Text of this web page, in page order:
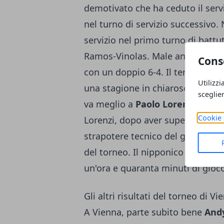
Cookie
demotivato che ha ceduto il
nel turno di servizio successivo.
servizio nel primo turno di
Ramos-Vinolas. Male anche
con un doppio 6-4. Il tennista
una stagione in chiaroscuro
va meglio a Paolo Lorenzi,
Lorenzi, dopo aver superato
strapotere tecnico del
del torneo. Il nipponico si è
un'ora e quaranta minuti di
Gli altri risultati del torneo di
A Vienna, parte subito bene